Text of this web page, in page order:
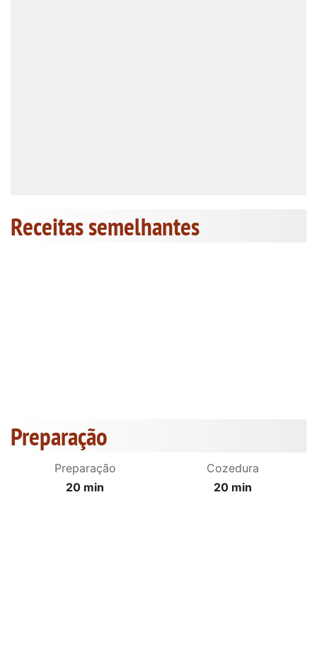
Receitas semelhantes
Preparação
Preparação
20 min
Cozedura
20 min